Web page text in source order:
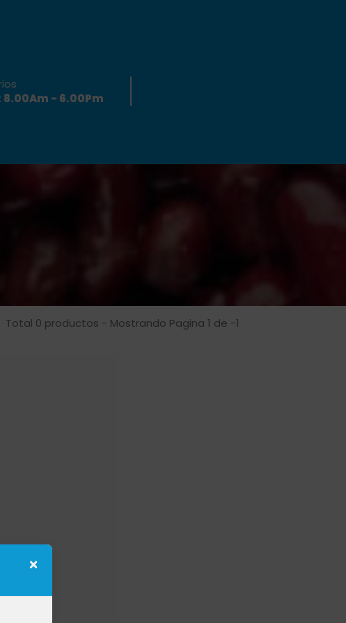
8.00Am - 6.00Pm
Total 0 productos - Mostrando Pagina 1 de -1
×